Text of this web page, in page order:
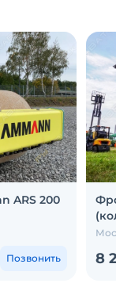
ARS 200
Позвонить 8